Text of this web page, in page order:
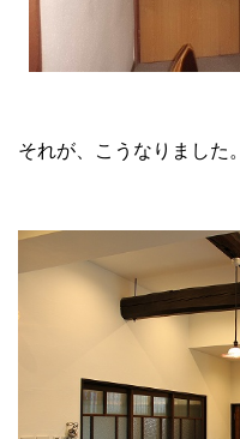
それが、こうなりました。